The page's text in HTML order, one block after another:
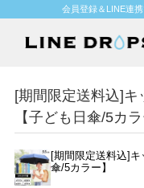
会員登録＆LINE連
[期間限定送料込]
【子ども日傘/5カ
[期間限定送料込]
傘/5カラー】